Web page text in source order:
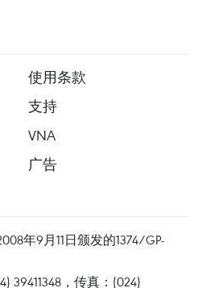
使用条款
支持
VNA
广告
年9月11日颁发的1374/GP-
39411348，传真：(024)